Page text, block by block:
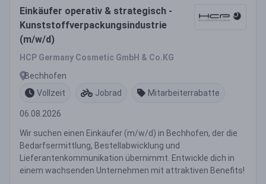
Einkäufer operativ & strategisch -
Kunststoffverpackungsindustrie
(m/w/d)
HCP Germany Cosmetic GmbH & Co.KG
Bechhofen
Vollzeit
Jobrad Mitarbeiterrabatte
06.08.2026
Wir suchen einen Einkäufer (m/w/d) in Bechhofen, der die
Bedarfsermittlung, Bestellabwicklung und
Lieferantenkommunikation übernimmt. Entwickle dich in
einem wachsenden Unternehmen mit attraktiven Benefits!